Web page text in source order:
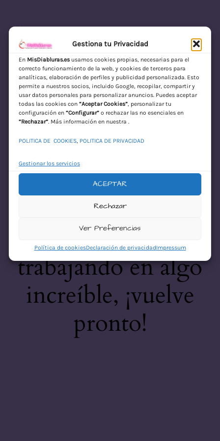
Gestiona tu Privacidad
En MisDiabluras.esusamos cookies propias, necesarias para el
correcto funcionamiento de la web, y cookies de terceros para
analíticas, elaboración de perfiles y publicidad personalizada. Esto
permite a nuestros socios, incluido Google, recopilar, compartir y
usar datos personales para personalizar anuncios. Puedes aceptar
todas las cookies con “Aceptar Cookies”, personalizar tu
configuración en “Configurar”o rechazar las no esenciales en
“Rechazar”. Más información en nuestra .
POLITICA DE COOKIES, POLITICA DE PRIVACIDAD
Gestionar los servicios
ACEPTAR
Rechazar
Ver Preferencias
Política de cookiesDeclaración de privacidadImpressum
MisDiabluras | Sexshop Online con Envío
Discreto en España
Acceder
¡Disculpa este
desastre! Estamos
trabajando en algo
increíble, ¡vuelve
pronto!